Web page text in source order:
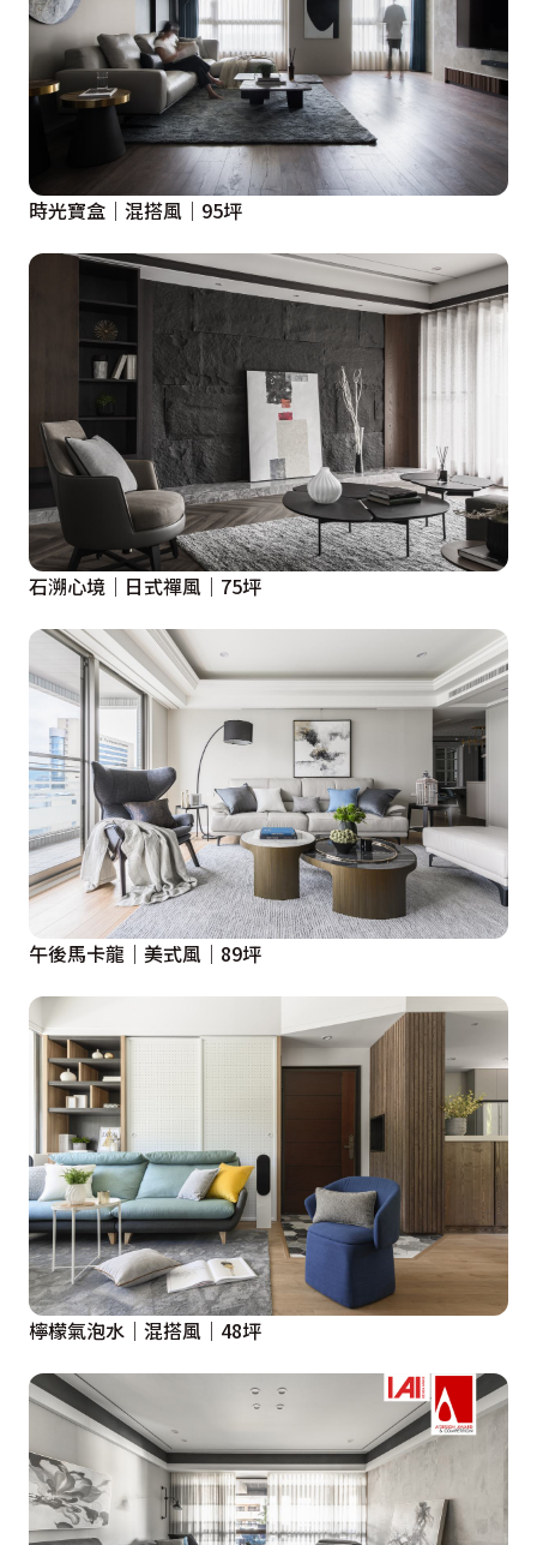
時光寶盒｜混搭風｜95坪
石溯心境｜日式禪風｜75坪
午後馬卡龍｜美式風｜89坪
檸檬氣泡水｜混搭風｜48坪